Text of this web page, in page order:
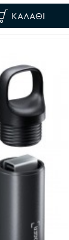
ΚΑΛΆΘΙ